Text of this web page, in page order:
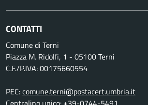
CONTATTI
Comune di Terni
Piazza M. Ridolfi, 1 - 05100 Terni
C.F./P.IVA: 00175660554
PEC:comune.terni@postacert.umbria.it